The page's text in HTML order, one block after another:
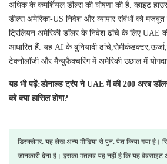
अधिक के कमर्शियल डील्स की घोषणा की है. व्हाइट
डील्स अमेरिका-US निवेश और व्यापार संबंधों को
ट्रिलियन अमेरिकी डॉलर के निवेश ढांचे के लिए UAE की
आधारित हैं. यह AI के बुनियादी
टेक्नोलॉजी और मैन्युफैक्चरिंग में अमेरिकी उछाल में
यह भी पढ़ें:डोनाल्ड ट्रंप ने UAE में की 200 अरब
को क्या हासिल होगा?
डिस्क्लेमर: यह लेख अन्य मीडिया से पुन: पेश किया गया है।
जानकारी देना है। इसका मतलब यह नहीं है कि यह